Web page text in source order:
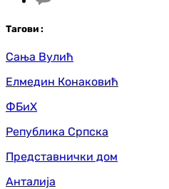
Тагови :
Сања Вулић
Елмедин Конаковић
ФБиХ
Република Српска
Представнички дом
Анталија